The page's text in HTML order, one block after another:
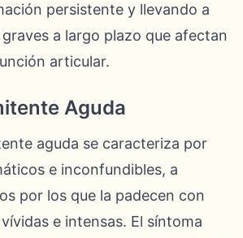
persistente y llevando a
a largo plazo que afectan
articular.
Aguda
aguda se caracteriza por
e inconfundibles, a
por los que la padecen con
e intensas. El síntoma